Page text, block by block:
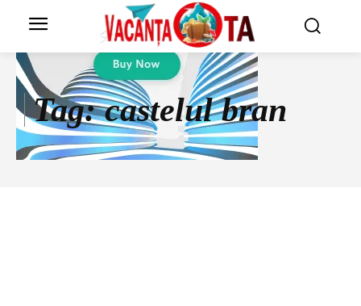
Tag:castelul bran